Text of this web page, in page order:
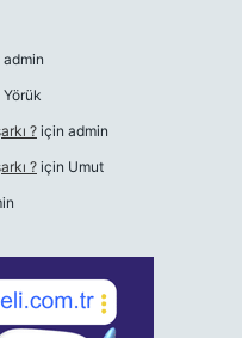
admin
Yörük
?için admin
?için Umut